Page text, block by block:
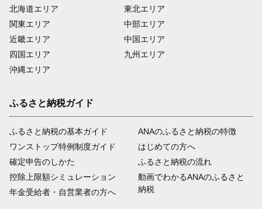
北海道エリア
関東エリア
近畿エリア
四国エリア
沖縄エリア
東北エリア
中部エリア
中国エリア
九州エリア
ふるさと納税ガイド
ふるさと納税の基本ガイド
ワンストップ特例制度ガイド
確定申告のしかた
控除上限額シミュレーション
年金受給者・自営業者の方へ
ANAのふるさと納税の特徴
はじめての方へ
ふるさと納税の流れ
動画でわかるANAのふるさと
納税